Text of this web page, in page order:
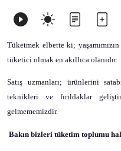
Tüketmek elbette ki;
tüketici olmak en akıllıca olanıdır.
Satış uzmanları; ürünlerini
teknikleri ve fırıldaklar
gelmememizdir.
Bakın bizleri tüketim toplumu